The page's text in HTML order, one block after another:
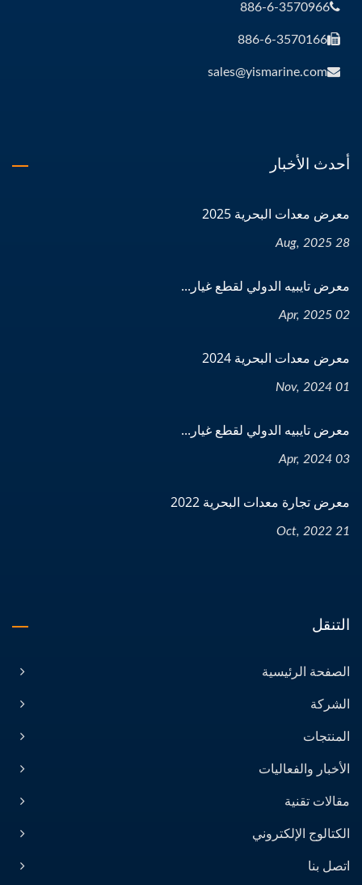
886-6-3570966
886-6-3570166
sales@yismarine.com
أحدث الأخبار
معرض معدات البحرية 2025
28 Aug, 2025
معرض تايبيه الدولي لقطع غيار...
02 Apr, 2025
معرض معدات البحرية 2024
01 Nov, 2024
معرض تايبيه الدولي لقطع غيار...
03 Apr, 2024
معرض تجارة معدات البحرية 2022
21 Oct, 2022
التنقل
الصفحة الرئيسية
الشركة
المنتجات
الأخبار والفعاليات
مقالات تقنية
الكتالوج الإلكتروني
اتصل بنا